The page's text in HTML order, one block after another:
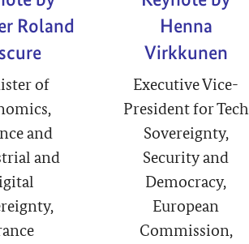
Roland
of
and
and
Henna
Virkkunen
Executive Vice-
President for Tech
Sovereignty,
Security and
Democracy,
European
Commission,